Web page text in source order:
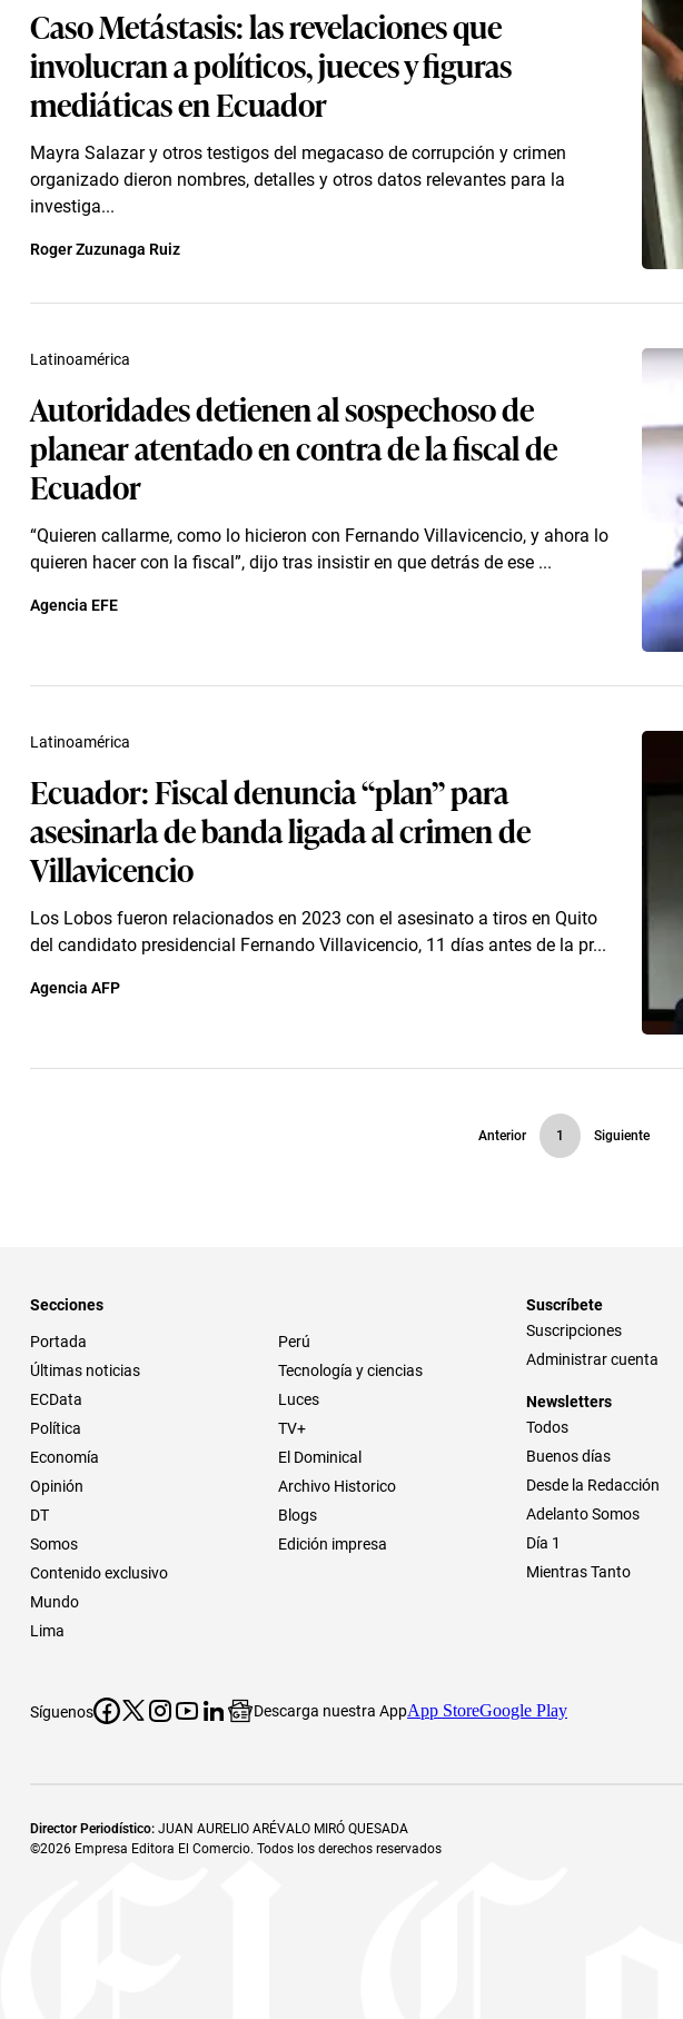
Caso Metástasis: las revelaciones que
involucran a políticos, jueces y figuras
mediáticas en Ecuador
Mayra Salazar y otros testigos del megacaso de corrupción y crimen
organizado dieron nombres, detalles y otros datos relevantes para la
investiga...
Roger Zuzunaga Ruiz
Autoridades detienen al sospechoso de
planear atentado en contra de la fiscal de
Ecuador
“Quieren callarme, como lo hicieron con Fernando Villavicencio, y ahora lo
quieren hacer con la fiscal”, dijo tras insistir en que detrás de ese ...
Latinoamérica
Agencia EFE
Ecuador: Fiscal denuncia “plan” para
asesinarla de banda ligada al crimen de
Villavicencio
Los Lobos fueron relacionados en 2023 con el asesinato a tiros en Quito
del candidato presidencial Fernando Villavicencio, 11 días antes de la pr...
Latinoamérica
Agencia AFP
Anterior 1 Siguiente
Secciones
Portada
Últimas noticias
ECData
Política
Economía
Opinión
DT
Somos
Contenido exclusivo
Mundo
Lima
Perú
Tecnología y ciencias
Luces
TV+
El Dominical
Archivo Historico
Blogs
Edición impresa
Suscríbete
Suscripciones
Administrar cuenta
Newsletters
Todos
Buenos días
Desde la Redacción
Adelanto Somos
Día 1
Mientras Tanto
Síguenos Descarga nuestra AppApp StoreGoogle Play
Director Periodístico: JUAN AURELIO ARÉVALO MIRÓ QUESADA
©2026 Empresa Editora El Comercio. Todos los derechos reservados